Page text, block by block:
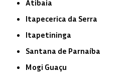
Atibaia
Itapecerica da Serra
Itapetininga
Santana de Parnaíba
Mogi Guaçu